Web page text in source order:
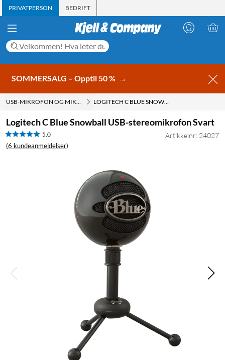
PRIVATPERSON BEDRIFT
SOMMERSALG – Opptil 50 % →
USB-MIKROFON OG MIKROFON TIL DATAMASKIN LOGITECH C BLUE SNOWBALL USB-STEREOMIKROFON SVART
Logitech C Blue Snowball USB-stereomikrofon Svart
5.0
(6 kundeanmeldelser)
Artikkelnr: 24027